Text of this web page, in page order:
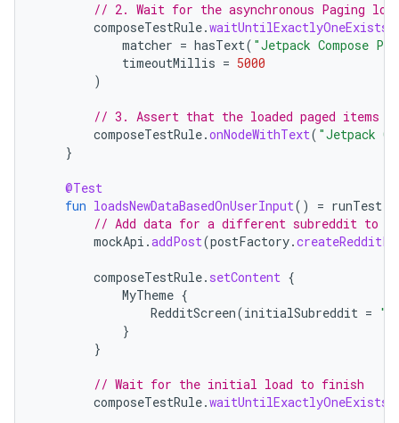
// 2. Wait for the asynchronous Paging
composeTestRule.waitUntilExactlyOneExists
matcher = hasText( "Jetpack Compose
timeoutMillis = 5000
)
// 3. Assert that the loaded paged items
composeTestRule.onNodeWithText( "Jetpack
}
@Test
fun loadsNewDataBasedOnUserInput() = runTest
// Add data for a different subreddit to
mockApi .addPost(postFactory.
composeTestRule. setContent {
MyTheme {
RedditScreen(initialSubreddit =
}
}
// Wait for the initial load to finish
composeTestRule.waitUntilExactlyOneExists